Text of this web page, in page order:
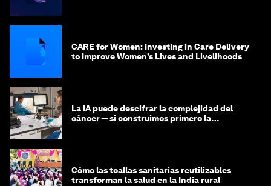
CARE for Women: Investing in Care Delivery
to Improve Women’s Lives and Livelihoods
La IA puede descifrar la complejidad del
cáncer — si construimos primero la
Cómo las toallas sanitarias reutilizables
transforman la salud en la India rural